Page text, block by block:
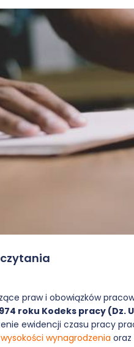
praw i obowiązków
roku Kodeks pracy (Dz. U.
ewidencji czasu pracy
wynagrodzenia